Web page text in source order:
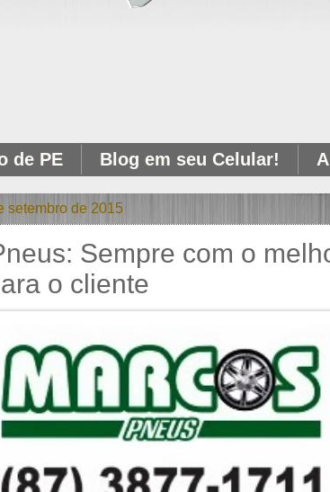
de PE Blog em seu Celular!
setembro de 2015
Sempre com o
o cliente